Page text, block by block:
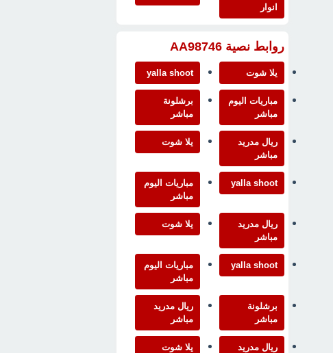
انوار
روابط نصية AA98746
يلا شوت yalla shoot
مباريات اليوم
مباشر
برشلونة
مباشر
ريال مدريد
مباشر
يلا شوت
yalla shoot
مباريات اليوم
مباشر
ريال مدريد
مباشر
يلا شوت
yalla shoot
مباريات اليوم
مباشر
برشلونة
مباشر
ريال مدريد
مباشر
ريال مدريد
يلا شوت